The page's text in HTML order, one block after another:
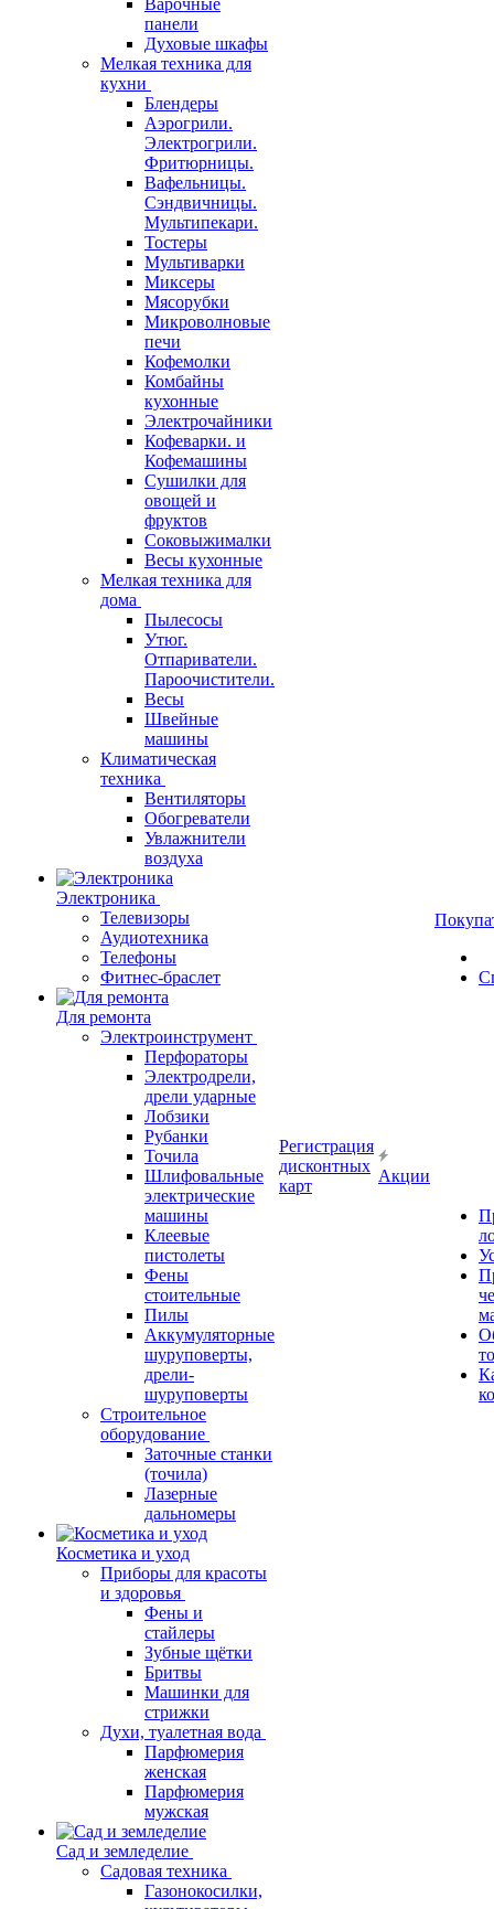
Варочные
панели
Духовые шкафы
Мелкая техника для
кухни
Блендеры
Аэрогрили.
Электрогрили.
Фритюрницы.
Вафельницы.
Сэндвичницы.
Мультипекари.
Тостеры
Мультиварки
Миксеры
Мясорубки
Микроволновые
печи
Кофемолки
Комбайны
кухонные
Электрочайники
Кофеварки. и
Кофемашины
Сушилки для
овощей и
фруктов
Соковыжималки
Весы кухонные
Мелкая техника для
дома
Пылесосы
Утюг.
Отпариватели.
Пароочистители.
Весы
Швейные
машины
Климатическая
техника
Вентиляторы
Обогреватели
Увлажнители
воздуха
Электроника
Телевизоры
Аудиотехника
Телефоны
Фитнес-браслет
Для ремонта
Электроинструмент
Перфораторы
Электродрели,
дрели ударные
Лобзики
Рубанки
Точила
Шлифовальные
электрические
машины
Клеевые
пистолеты
Фены
стоительные
Пилы
Аккумуляторные
шуруповерты,
дрели-
шуруповерты
Строительное
оборудование
Заточные станки
(точила)
Лазерные
дальномеры
Косметика и уход
Приборы для красоты
и здоровья
Фены и
стайлеры
Зубные щётки
Бритвы
Машинки для
стрижки
Духи, туалетная вода
Парфюмерия
женская
Парфюмерия
мужская
Сад и земледелие
Садовая техника
Газонокосилки,
Регистрация
дисконтных
карт
Акции